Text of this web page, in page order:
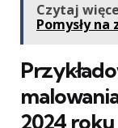
Czytaj
Pomysły na
2024 roku